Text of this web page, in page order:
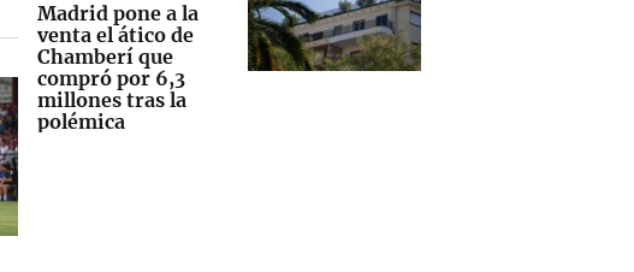
Madrid pone a la
venta el ático de
Chamberí que
compró por 6,3
millones tras la
polémica